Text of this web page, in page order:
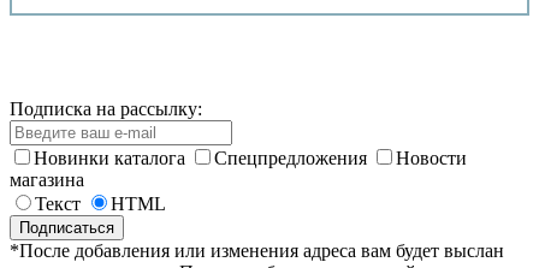
Подписка на рассылку:
Новинки каталога Спецпредложения
Новости
магазина
Текст
HTML
*После добавления или изменения адреса вам будет выслан